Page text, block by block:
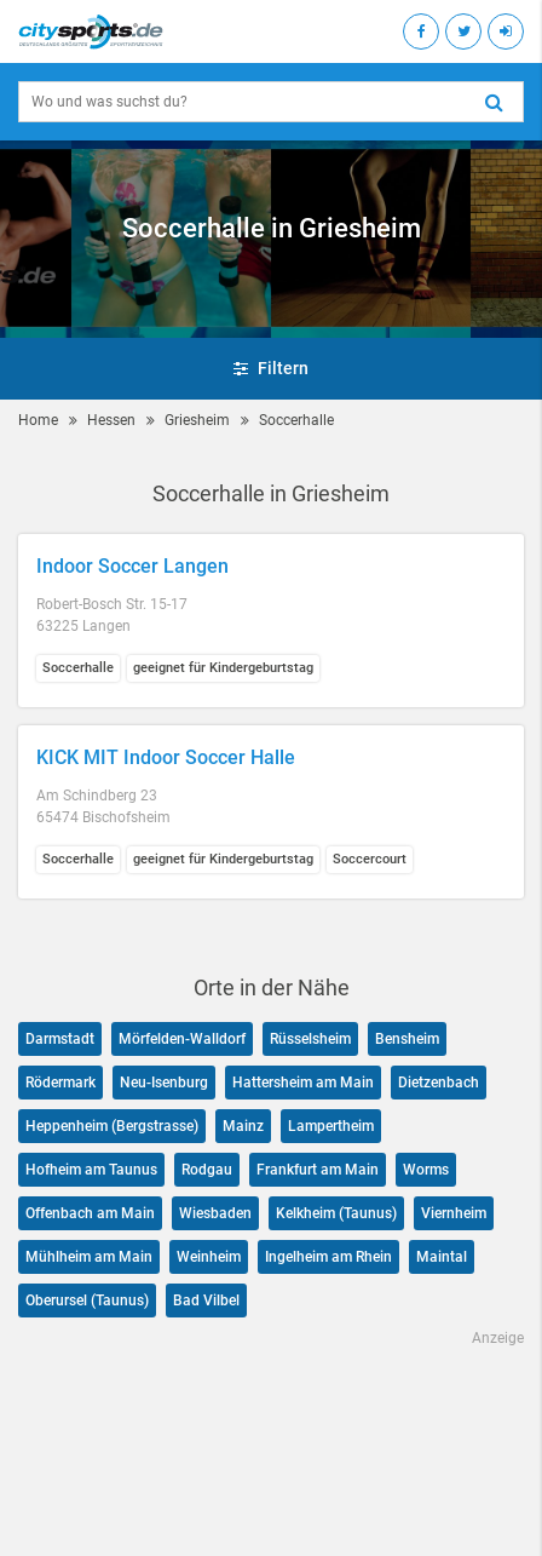
Soccerhalle in Griesheim
Filtern
Home Hessen Griesheim Soccerhalle
Soccerhalle in Griesheim
Indoor Soccer Langen
Robert-Bosch Str. 15-17
63225 Langen
Soccerhalle geeignet für Kindergeburtstag
KICK MIT Indoor Soccer Halle
Am Schindberg 23
65474 Bischofsheim
Soccerhalle geeignet für Kindergeburtstag Soccercourt
Orte in der Nähe
Darmstadt Mörfelden-Walldorf Rüsselsheim Bensheim
Rödermark Neu-Isenburg Hattersheim am Main Dietzenbach
Heppenheim (Bergstrasse) Mainz Lampertheim
Hofheim am Taunus Rodgau Frankfurt am Main Worms
Offenbach am Main Wiesbaden Kelkheim (Taunus) Viernheim
Mühlheim am Main Weinheim Ingelheim am Rhein Maintal
Oberursel (Taunus) Bad Vilbel
Anzeige